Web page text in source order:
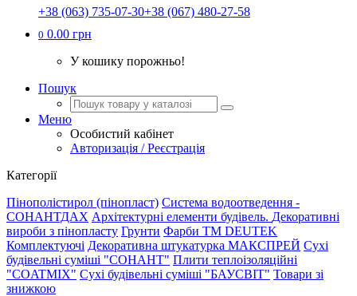
+38 (063) 735-07-30+38 (067) 480-27-58
0 0.00 грн
У кошику порожньо!
Пошук
Меню
Особистий кабінет
Авторизація / Реєстрація
Категорії
Пінополістирол (пінопласт) Система водоотведення -
СОНАНТДАХ Архітектурні елементи будівель. Декоративні
вироби з пінопласту Грунти Фарби ТМ DEUTEK
Комплектуючі Декоративна штукатурка МАКСПРЕЙ Сухі
будівельні суміші "СОНАНТ" Плити теплоізоляційні
"COATMIX" Сухі будівельні суміші "БАУСВІТ" Товари зі
знижкою